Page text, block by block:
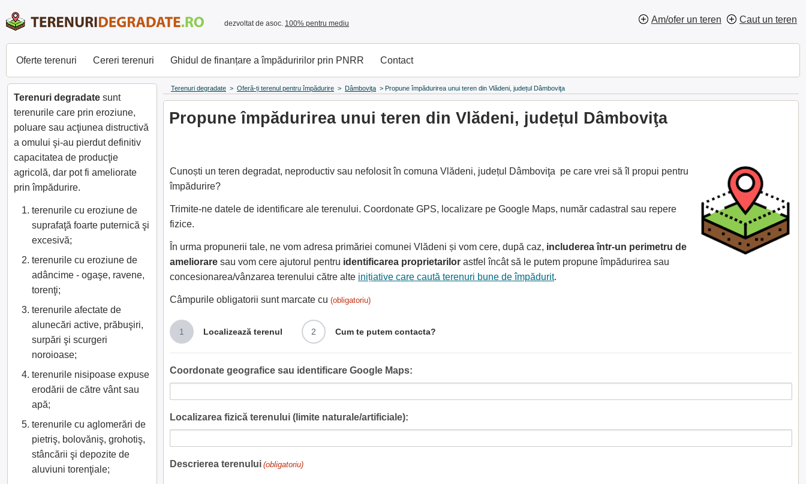
dezvoltat de asoc. 100% pentru mediu Am/ofer un teren Caut un teren
Oferte terenuri Cereri terenuri Ghidul de finanțare a împăduririlor prin PNRR Contact
Terenuri degradate > Oferă-ți terenul pentru împădurire > Dâmboviţa > Propune împădurirea unui teren din Vlădeni, județul Dâmboviţa
Propune împădurirea unui teren din Vlădeni, județul Dâmboviţa
Cunoști un teren degradat, neproductiv sau nefolosit în comuna Vlădeni, județul Dâmboviţa pe care vrei să îl propui pentru
împădurire?
Trimite-ne datele de identificare ale terenului. Coordonate GPS, localizare pe Google Maps, număr cadastral sau repere
fizice.
În urma propunerii tale, ne vom adresa primăriei comunei Vlădeni și vom cere, după caz, includerea într-un perimetru de
ameliorare sau vom cere ajutorul pentru identificarea proprietarilor astfel încât să le putem propune împădurirea sau
concesionarea/vânzarea terenului către alte inițiative care caută terenuri bune de împădurit.
Câmpurile obligatorii sunt marcate cu (obligatoriu)
1 Localizează terenul 2 Cum te putem contacta?
Coordonate geografice sau identificare Google Maps:
Localizarea fizică terenului (limite naturale/artificiale):
Descrierea terenului (obligatoriu)
Terenuri degradate sunt
terenurile care prin eroziune,
poluare sau acţiunea distructivă
a omului şi-au pierdut definitiv
capacitatea de producţie
agricolă, dar pot fi ameliorate
prin împădurire.
terenurile cu eroziune de
suprafaţă foarte puternică şi
excesivă;
terenurile cu eroziune de
adâncime - ogaşe, ravene,
torenţi;
terenurile afectate de
alunecări active, prăbuşiri,
surpări şi scurgeri
noroioase;
terenurile nisipoase expuse
erodării de către vânt sau
apă;
terenurile cu aglomerări de
pietriş, bolovăniş, grohotiş,
stâncării şi depozite de
aluviuni torenţiale;